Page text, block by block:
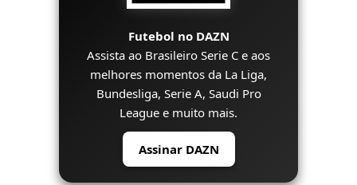
Futebol no DAZN
Assista ao Brasileiro Serie C e aos
melhores momentos da La Liga,
Bundesliga, Serie A, Saudi Pro
League e muito mais.
Assinar DAZN